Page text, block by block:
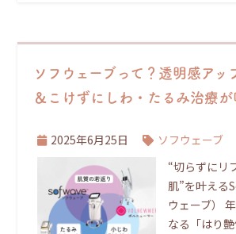
ソフウェーブって？透明感アッ
＆こけずにしわ・たるみ治療が
2025年6月25日
ソフウェーブ
“切らずにリ
肌”を叶える
ウェーブ）
なる「はり